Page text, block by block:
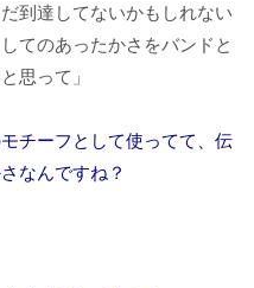
到達してないかもしれない
てのあったかさをバンドと
思って」
チーフとして使ってて、伝
なんですね？